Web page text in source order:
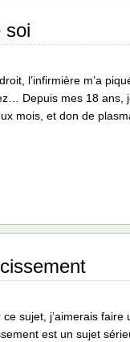
soi
l’infirmière m’a
Depuis mes 18 ans,
mois, et don de
sujet, j’aimerais
est un sujet